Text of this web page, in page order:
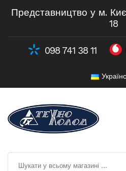
Представництво у м.
18
098 741 38 11